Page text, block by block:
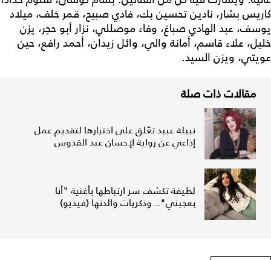
كاريس بشار، نادين تحسين بك، فادي صبيح، قمر خلف، ميلاد
يوسف، عبد الهادي صباغ، وفاء موصللي، نزار أبو حجر، يزن
خليل، علاء قاسم، أمانة والي، وائل زيدان، أحمد رافع، حين
عويتي، ويزن السيد.
مقالات ذات صلة
نبيلة عبيد تعّلق على اختيارها لتقديم عمل
إذاعي عن رواية لإحسان عبد القدوس
لطيفة تكشف سر ارتباطها بأغنية "أنا
بعجبني".. وذكريات والدتها (فيديو)